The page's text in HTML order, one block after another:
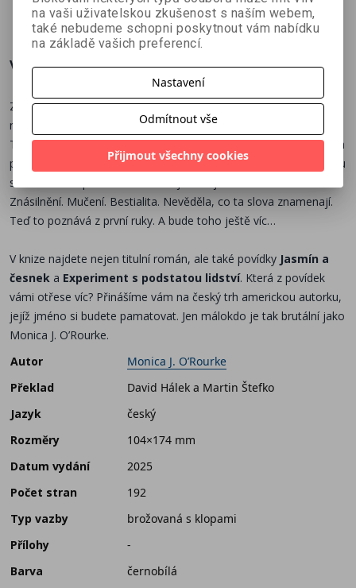
224 Kč 249 Kč 323 Kč 359 Kč 314 Kč 349 Kč
Více o knize
Zoey se svou postavou nebyla nikdy spokojená. Nic si
nenalhávala, byla tlustá. Chtěla si jen koupit knihu o hubnutí.
Třeba by to tentokrát vyšlo. Třeba… Jenže stačilo jedno setkání a
pak tma. Když se probudila, ocitla se na odtučňovací kúře, kterou
si nedokázala představit ani v nejtemnějších snech. Strach.
Znásilnění. Mučení. Bestialita. Nevěděla, co ta slova znamenají.
Teď to poznává z první ruky. A bude toho ještě víc…
V knize najdete nejen titulní román, ale také povídky Jasmín a
česnek a Experiment s podstatou lidství. Která z povídek
vámi otřese víc? Přinášíme vám na český trh americkou autorku,
jejíž jméno si budete pamatovat. Jen málokdo je tak brutální jako
Monica J. O’Rourke.
Autor
Monica J. O’Rourke
Překlad
David Hálek a Martin Štefko
Jazyk
český
Rozměry
104×174 mm
Datum vydání
2025
Počet stran
192
Typ vazby
brožovaná s klopami
Přílohy
-
Barva
černobílá
na vaši uživatelskou zkušenost s naším webem,
také nebudeme schopni poskytnout vám nabídku
na základě vašich preferencí.
Nastavení
Odmítnout vše
Přijmout všechny cookies